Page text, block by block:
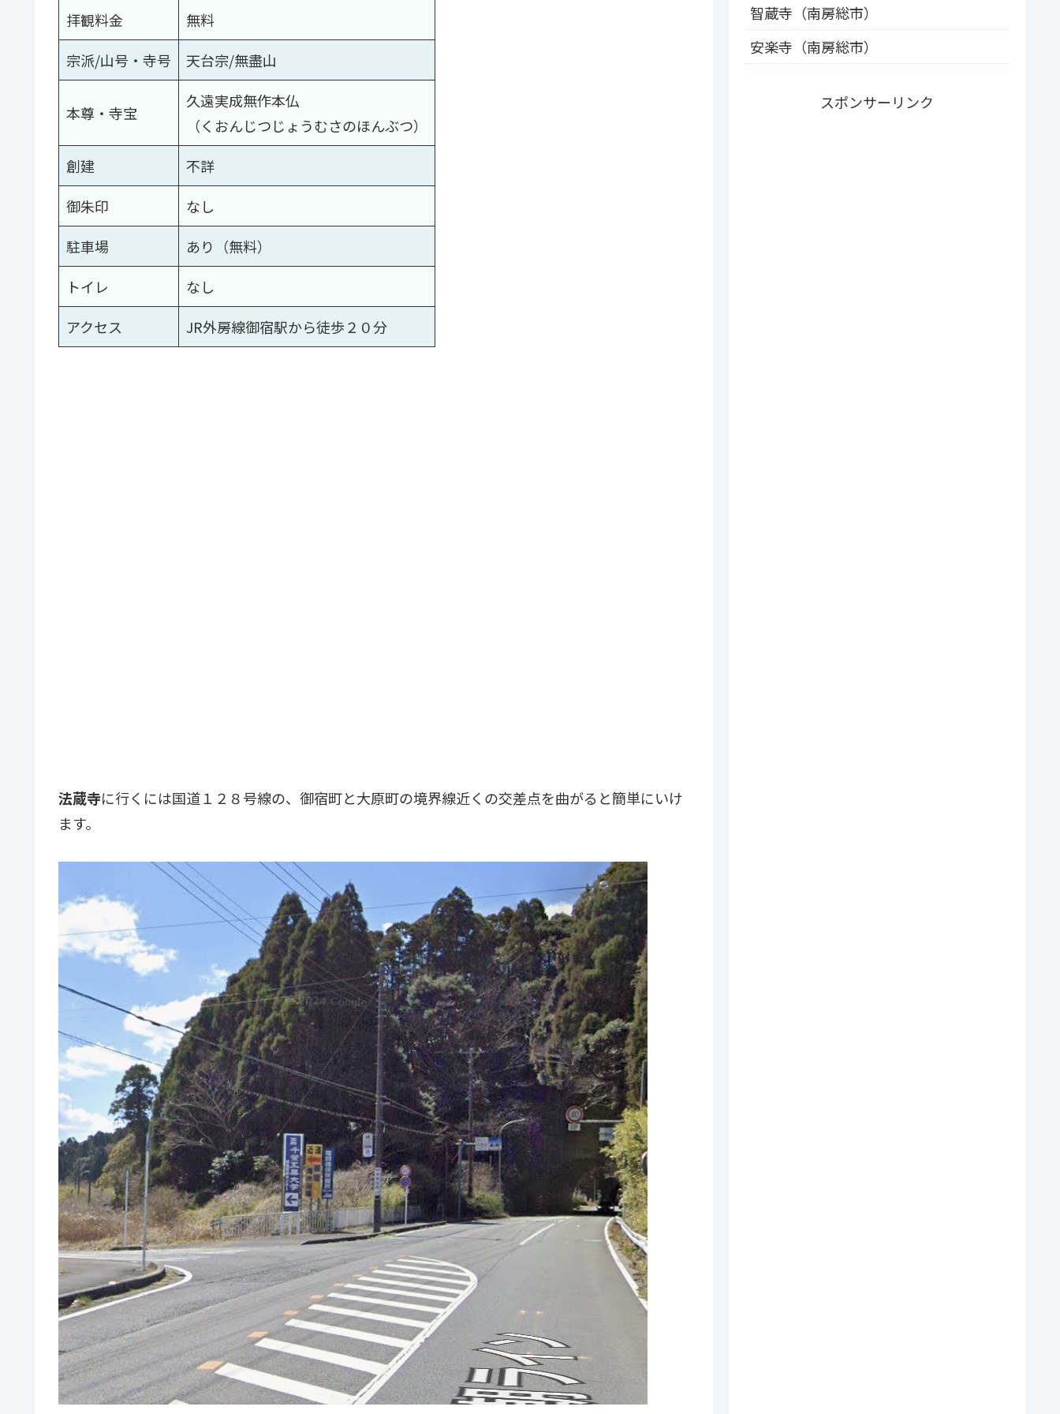
拝観料金
無料
宗派/山号・寺号
天台宗/無盡山
本尊・寺宝
久遠実成無作本仏
（くおんじつじょうむさのほんぶつ）
創建
不詳
御朱印
なし
駐車場
あり（無料）
トイレ
なし
アクセス
JR外房線御宿駅から徒歩２０分
法蔵寺に行くには国道１２８号線の、御宿町と大原町の境界線近くの交差点を曲がると簡単にいけ
ます。
智蔵寺（南房総市）
安楽寺（南房総市）
スポンサーリンク